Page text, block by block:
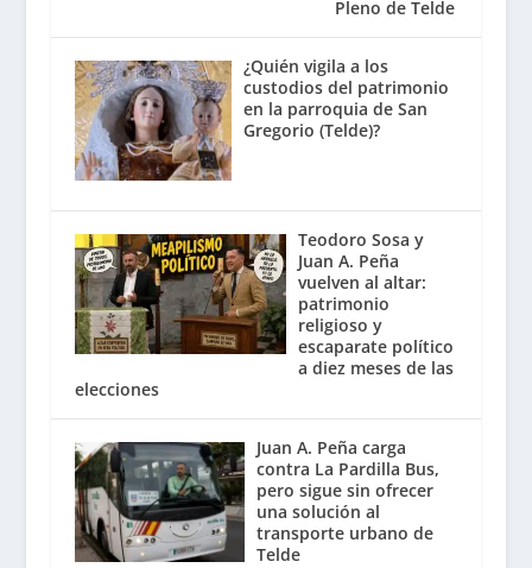
Pleno de Telde
¿Quién vigila a los
custodios del patrimonio
en la parroquia de San
Gregorio (Telde)?
Teodoro Sosa y
Juan A. Peña
vuelven al altar:
patrimonio
religioso y
escaparate político
a diez meses de las
elecciones
Juan A. Peña carga
contra La Pardilla Bus,
pero sigue sin ofrecer
una solución al
transporte urbano de
Telde